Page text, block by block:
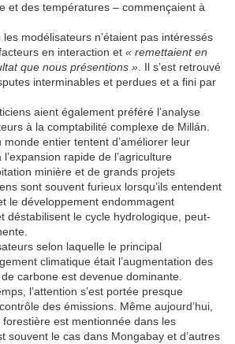
et des températures – commençaient à
les modélisateurs n’étaient pas intéressés
en interaction et « remettaient en
que nous présentions » . Il s’est retrouvé
interminables et perdues et a fini par
aient également préféré l’analyse
à la comptabilité complexe de Millán.
entier tentent d’améliorer leur
rapide de l’agriculture
minière et de grands projets
sont souvent furieux lorsqu’ils entendent
le développement endommagent
déstabilisent le cycle hydrologique, peut-
selon laquelle le principal
climatique était l’augmentation des
carbone est devenue dominante.
l’attention s’est portée presque
des émissions. Même aujourd’hui,
est mentionnée dans les
souvent le cas dans Mongabay et d’autres